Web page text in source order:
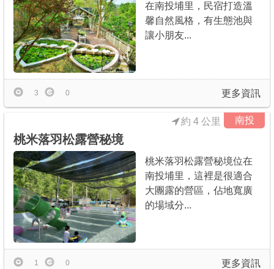
在南投埔里，民宿打造溫
馨自然風格，有生態池與
讓小朋友...
更多資訊
3 0
南投
桃米落羽松露營秘境
約 4 公里
桃米落羽松露營秘境位在
南投埔里，這裡是很適合
大團露的營區，佔地寬廣
的場域分...
更多資訊
1 0